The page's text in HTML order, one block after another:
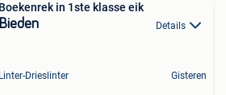
Boekenrek in 1ste klasse eik
Bieden Details
Linter-Drieslinter Gisteren